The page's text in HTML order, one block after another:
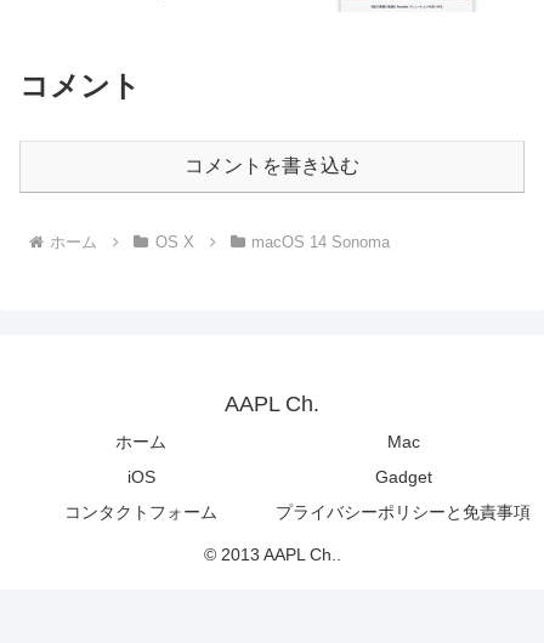
コメント
コメントを書き込む
ホーム OS X macOS 14 Sonoma
AAPL Ch.
ホーム
Mac
iOS
Gadget
コンタクトフォーム
プライバシーポリシーと免責事項
© 2013 AAPL Ch..